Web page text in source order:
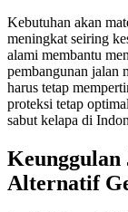
Kebutuhan akan
meningkat seiring
alami membantu
pembangunan jalan
harus tetap
proteksi tetap
sabut kelapa di
Keunggulan
Alternatif